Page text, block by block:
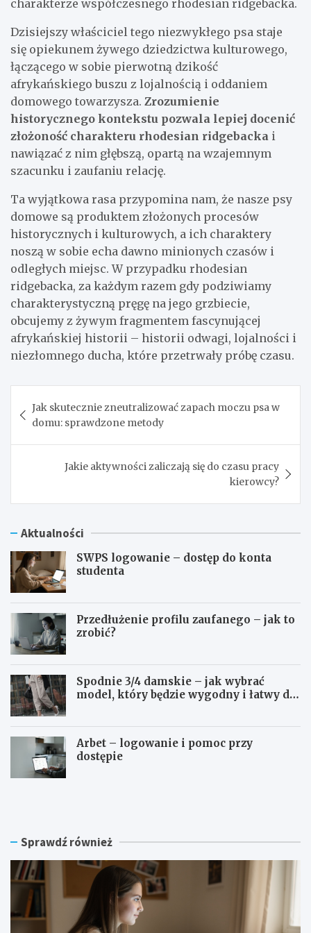
charakterze współczesnego rhodesian ridgebacka.
Dzisiejszy właściciel tego niezwykłego psa staje
się opiekunem żywego dziedzictwa kulturowego,
łączącego w sobie pierwotną dzikość
afrykańskiego buszu z lojalnością i oddaniem
domowego towarzysza. Zrozumienie
historycznego kontekstu pozwala lepiej docenić
złożoność charakteru rhodesian ridgebacka i
nawiązać z nim głębszą, opartą na wzajemnym
szacunku i zaufaniu relację.
Ta wyjątkowa rasa przypomina nam, że nasze psy
domowe są produktem złożonych procesów
historycznych i kulturowych, a ich charaktery
noszą w sobie echa dawno minionych czasów i
odległych miejsc. W przypadku rhodesian
ridgebacka, za każdym razem gdy podziwiamy
charakterystyczną pręgę na jego grzbiecie,
obcujemy z żywym fragmentem fascynującej
afrykańskiej historii – historii odwagi, lojalności i
niezłomnego ducha, które przetrwały próbę czasu.
wpisu
Jak skutecznie zneutralizować zapach moczu psa w
domu: sprawdzone metody
Jakie aktywności zaliczają się do czasu pracy
kierowcy?
Aktualności
SWPS logowanie – dostęp do konta
studenta
Przedłużenie profilu zaufanego – jak to
zrobić?
Spodnie 3/4 damskie – jak wybrać
model, który będzie wygodny i łatwy do
Arbet – logowanie i pomoc przy
dostępie
S
o
o
w
i
P
ł
e
e
Sprawdź również